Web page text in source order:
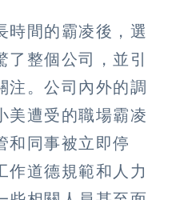
時間的霸凌後，選
了整個公司，並引
注。公司內外的調
美遭受的職場霸凌
和同事被立即停
作道德規範和人力